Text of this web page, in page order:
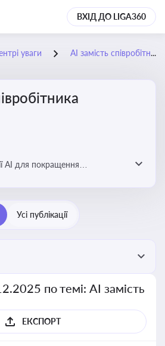
ВХІД ДО LIGA360
уваги АІ замість співробітника
АІ для покращення
Усі публікації
по темі: АІ замість
ЕКСПОРТ